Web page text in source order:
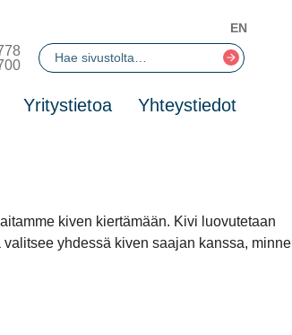
Yritystietoa Yhteystiedot
EN
kiven kiertämään. Kivi luovutetaan
yhdessä kiven saajan kanssa, minne